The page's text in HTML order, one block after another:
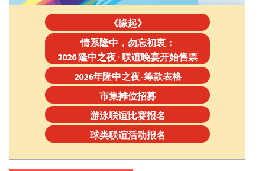
《缘起》
情系隆中，勿忘初衷：
2026 隆中之夜 · 联谊晚宴开始售票
2026年隆中之夜-筹款表格
市集摊位招募
游泳联谊比赛报名
球类联谊活动报名